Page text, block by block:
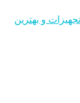
و بهترین